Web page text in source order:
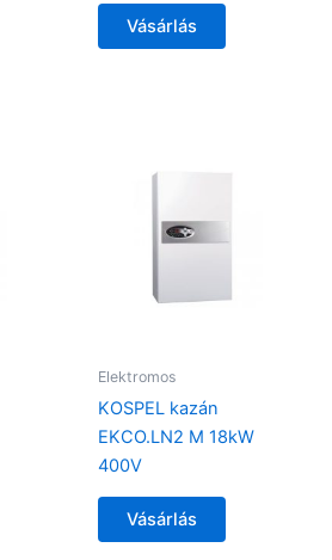
Vásárlás
Elektromos
KOSPEL kazán
EKCO.LN2 M 18kW
400V
Vásárlás